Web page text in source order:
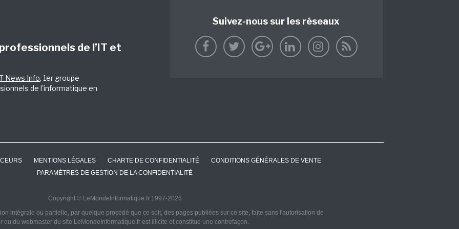
de l’IT et
News Info, 1er groupe
de l'informatique en
Suivez-nous sur les réseaux
MENTIONS LÉGALES CHARTE DE CONFIDENTIALITÉ
CONDITIONS GÉNÉRALES DE VENTE
PARAMÈTRES DE GESTION DE LA CONFIDENTIALITÉ
Copyright © LeMondeInformatique.fr 1997-2026
intégrale ou partielle, par quelque procédé que ce soit, des pages publiées sur ce site, faite sans l'autorisation de
ou du webmaster du site LeMondeInformatique.fr est illicite et constitue une contrefaçon.